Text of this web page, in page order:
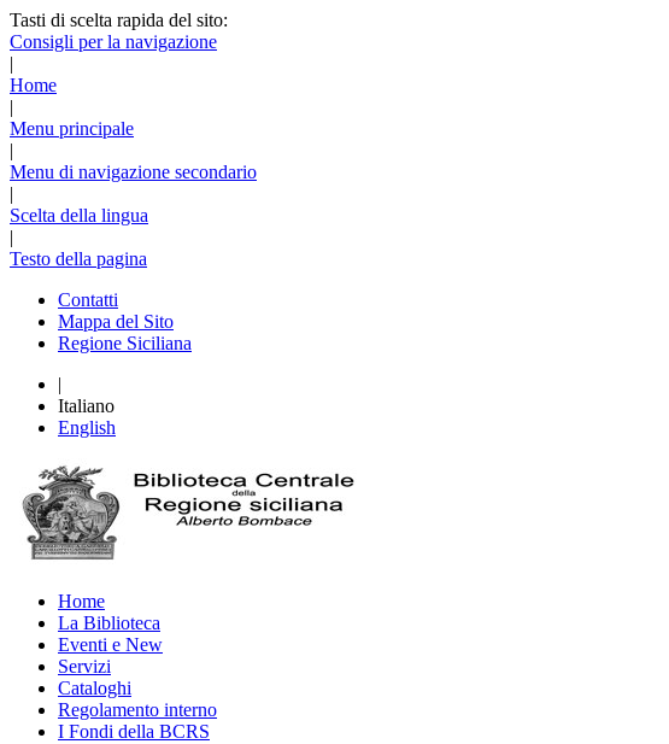
Tasti di scelta rapida del sito:
Consigli per la navigazione
|
Home
|
Menu principale
|
Menu di navigazione secondario
|
Scelta della lingua
|
Testo della pagina
Contatti
Mappa del Sito
Regione Siciliana
|
Italiano
English
Home
La Biblioteca
Eventi e New
Servizi
Cataloghi
Regolamento interno
I Fondi della BCRS